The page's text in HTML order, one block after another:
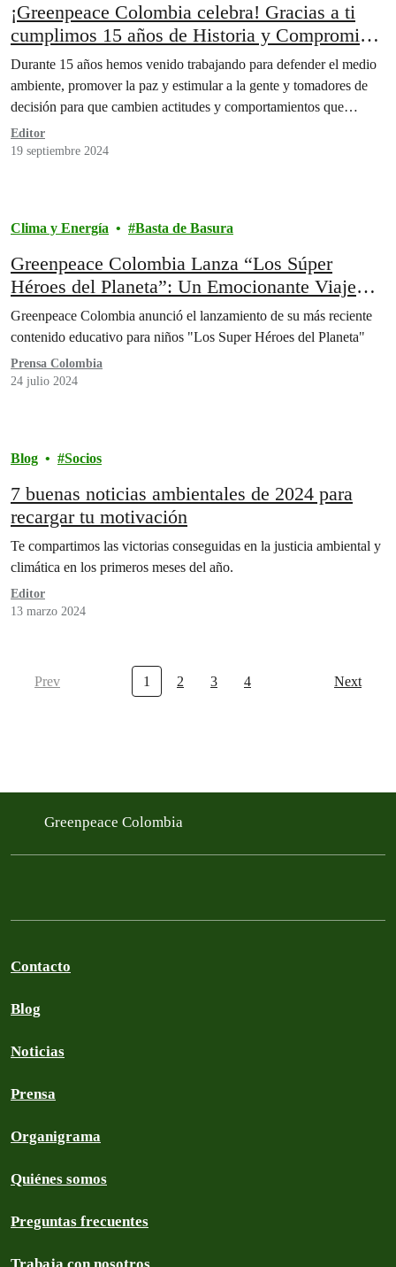
¡Greenpeace Colombia celebra! Gracias a ti
cumplimos 15 años de Historia y Compromiso
Ambiental
Durante 15 años hemos venido trabajando para defender el medio
ambiente, promover la paz y estimular a la gente y tomadores de
decisión para que cambien actitudes y comportamientos que…
Editor
19 septiembre 2024
Clima y Energía Basta de Basura
Greenpeace Colombia Lanza “Los Súper
Héroes del Planeta”: Un Emocionante Viaje
Animado para Niños
Greenpeace Colombia anunció el lanzamiento de su más reciente
contenido educativo para niños "Los Super Héroes del Planeta"
Prensa Colombia
24 julio 2024
Blog Socios
7 buenas noticias ambientales de 2024 para
recargar tu motivación
Te compartimos las victorias conseguidas en la justicia ambiental y
climática en los primeros meses del año.
Editor
13 marzo 2024
Prev 1 2 3 4 Next
Greenpeace Colombia
Contacto
Blog
Noticias
Prensa
Organigrama
Quiénes somos
Preguntas frecuentes